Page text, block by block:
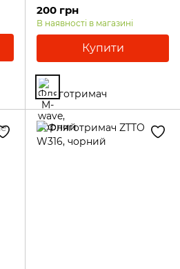
200 грн
В наявності в магазині
Купити